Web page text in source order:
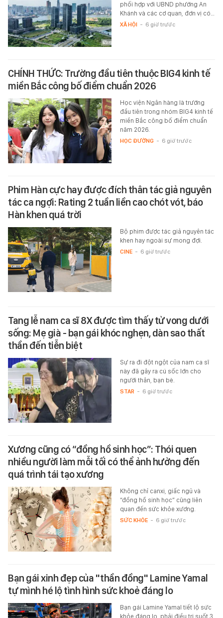
phối hợp với UBND phường An
Khánh và các cơ quan, đơn vị có…
XÃ HỘI - 6 giờ trước
CHÍNH THỨC: Trường đầu tiên thuộc BIG4 kinh tế
miền Bắc công bố điểm chuẩn 2026
Học viện Ngân hàng là trường
đầu tiên trong nhóm BIG4 kinh tế
miền Bắc công bố điểm chuẩn
năm 2026.
HỌC ĐƯỜNG - 6 giờ trước
Phim Hàn cực hay được đích thân tác giả nguyên
tác ca ngợi: Rating 2 tuần liền cao chót vót, báo
Hàn khen quá trời
Bộ phim được tác giả nguyên tác
khen hay ngoài sự mong đợi.
CINE - 6 giờ trước
Tang lễ nam ca sĩ 8X được tìm thấy tử vong dưới
sống: Mẹ già - bạn gái khóc nghẹn, dàn sao thất
thần đến tiễn biệt
Sự ra đi đột ngột của nam ca sĩ
này đã gây ra cú sốc lớn cho
người thân, bạn bè.
STAR - 6 giờ trước
Xương cũng có “đồng hồ sinh học”: Thói quen
nhiều người làm mỗi tối có thể ảnh hưởng đến
quá trình tái tạo xương
Không chỉ canxi, giấc ngủ và
“đồng hồ sinh học” cũng liên
quan đến sức khỏe xương.
SỨC KHỎE - 6 giờ trước
Bạn gái xinh đẹp của "thần đồng" Lamine Yamal
tự mình hé lộ tình hình sức khoẻ đáng lo
Bạn gái Lamine Yamal tiết lộ sức
khỏe đáng lo, phải điều trị suốt 3